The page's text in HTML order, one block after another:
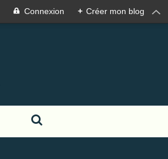
Connexion + Créer mon blog